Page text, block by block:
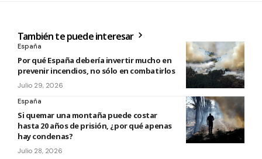
También te puede interesar
España
Por qué España debería invertir mucho en
prevenir incendios, no sólo en combatirlos
Julio 29, 2026
España
Si quemar una montaña puede costar
hasta 20 años de prisión, ¿por qué apenas
hay condenas?
Julio 28, 2026